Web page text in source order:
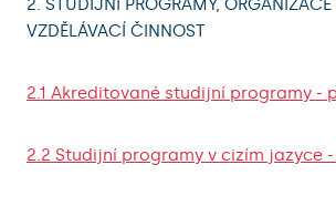
VZDĚLÁVACÍ ČINNOST
2.1 Akreditované studijní programy -
2.2 Studijní programy v cizím jazyce